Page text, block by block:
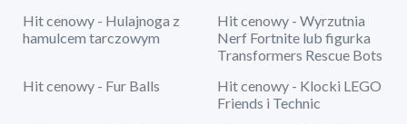
Hit cenowy - Hulajnoga z
hamulcem tarczowym
Hit cenowy - Wyrzutnia
Nerf Fortnite lub figurka
Transformers Rescue Bots
Hit cenowy - Fur Balls
Hit cenowy - Klocki LEGO
Friends i Technic